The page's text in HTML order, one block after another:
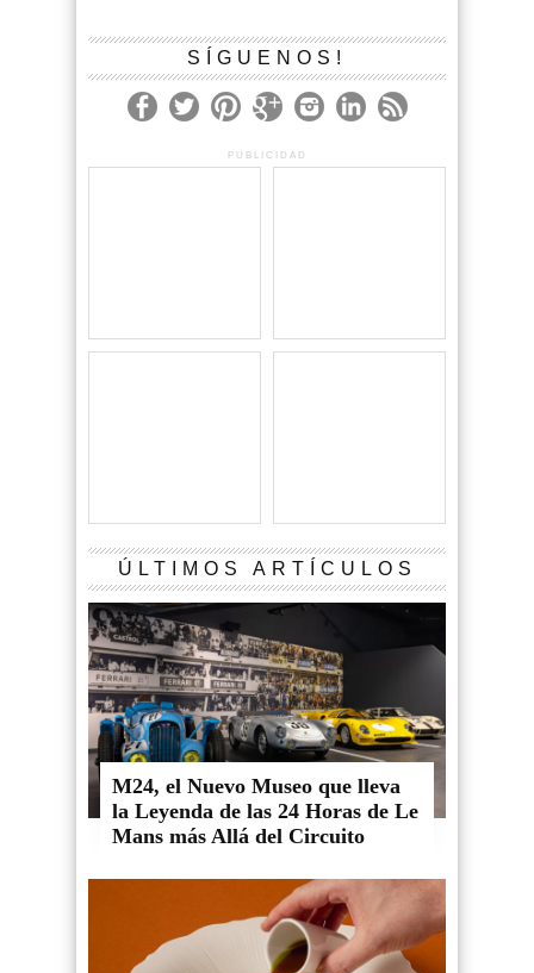
SÍGUENOS!
PUBLICIDAD
ÚLTIMOS ARTÍCULOS
M24, el Nuevo Museo que lleva
la Leyenda de las 24 Horas de Le
Mans más Allá del Circuito